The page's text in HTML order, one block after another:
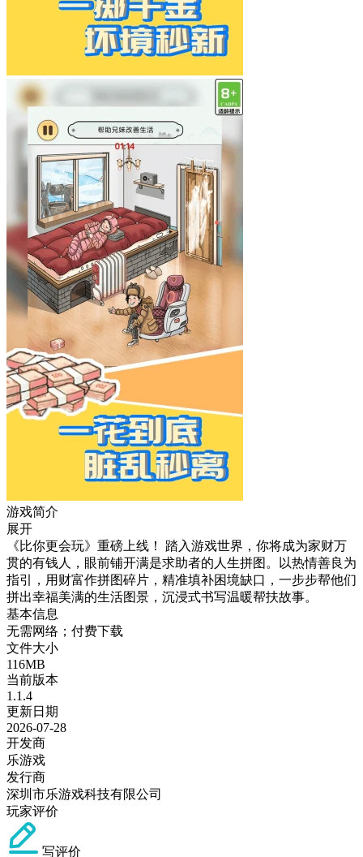
游戏简介
展开
《比你更会玩》重磅上线！ 踏入游戏世界，你将成为家财万
贯的有钱人，眼前铺开满是求助者的人生拼图。以热情善良为
指引，用财富作拼图碎片，精准填补困境缺口，一步步帮他们
拼出幸福美满的生活图景，沉浸式书写温暖帮扶故事。
基本信息
无需网络；付费下载
文件大小
116MB
当前版本
1.1.4
更新日期
2026-07-28
开发商
乐游戏
发行商
深圳市乐游戏科技有限公司
玩家评价
写评价